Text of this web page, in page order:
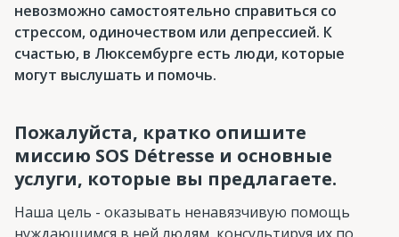
невозможно самостоятельно справиться со
стрессом, одиночеством или депрессией. К
счастью, в Люксембурге есть люди, которые
могут выслушать и помочь.
Пожалуйста, кратко опишите
миссию SOS Détresse и основные
услуги, которые вы предлагаете.
Наша цель - оказывать ненавязчивую помощь